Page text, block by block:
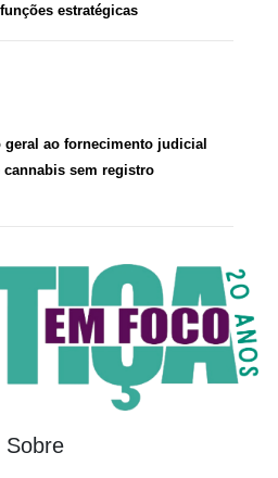
estratégicas
geral ao fornecimento judicial
sem registro
Sobre